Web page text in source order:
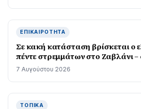
ΕΠΙΚΑΙΡΌΤΗΤΑ
Σε κακή κατάσταση βρίσκεται ο
πέντε στρεμμάτων στο
7 Αυγούστου 2026
ΤΟΠΙΚΆ